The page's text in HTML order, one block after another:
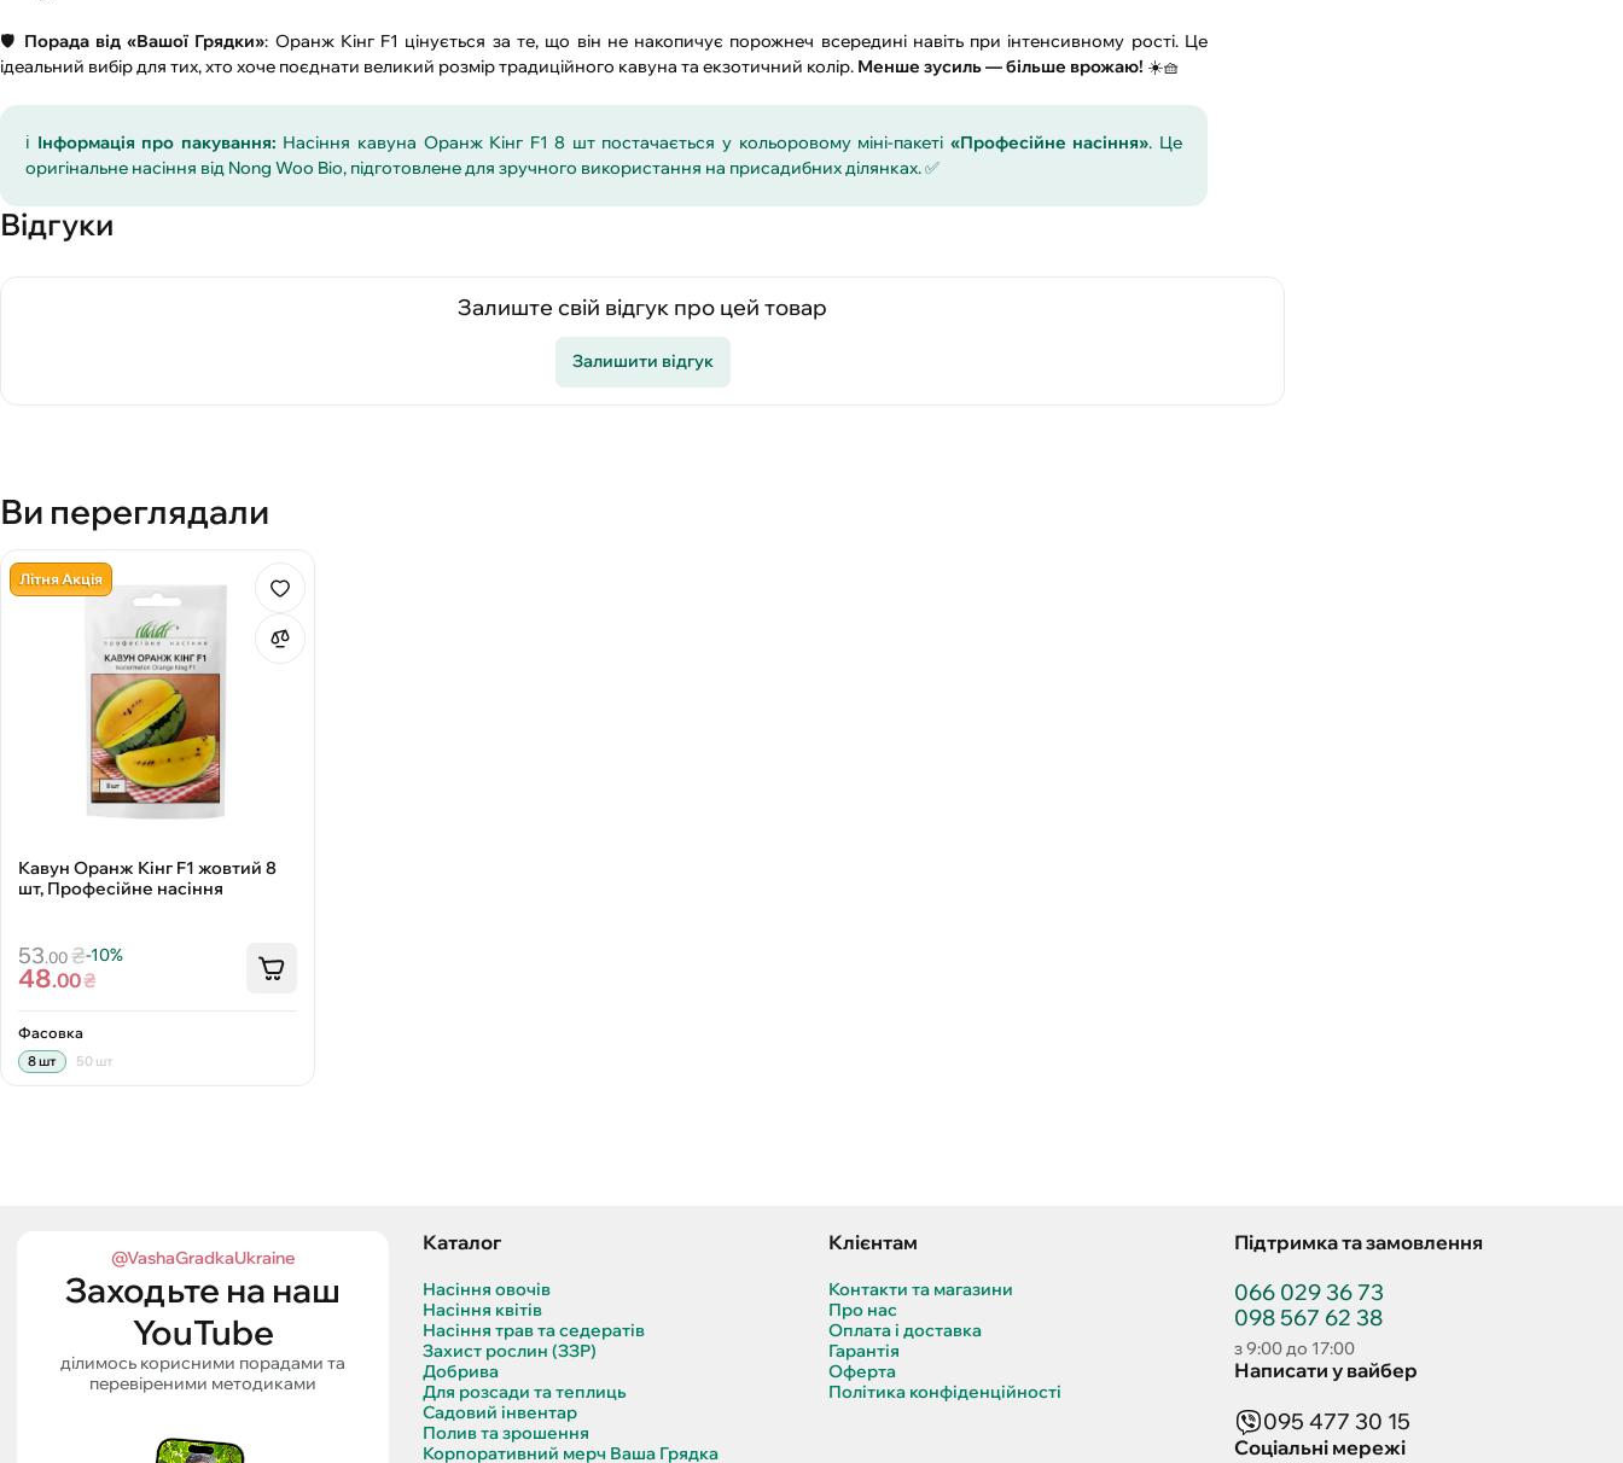
🛡️ Порада від «Вашої Грядки»: Оранж Кінг F1 цінується за те, що він не накопичує порожнеч всередині навіть при інтенсивному рості. Це
ідеальний вибір для тих, хто хоче поєднати великий розмір традиційного кавуна та екзотичний колір. Менше зусиль — більше врожаю! ☀️🧺
ℹ️ Інформація про пакування: Насіння кавуна Оранж Кінг F1 8 шт постачається у кольоровому міні-пакеті «Професійне насіння». Це
оригінальне насіння від Nong Woo Bio, підготовлене для зручного використання на присадибних ділянках. ✅
Відгуки
Залиште свій відгук про цей товар
Залишити відгук
Ви переглядали
Літня Акція
Кавун Оранж Кінг F1 жовтий 8
шт, Професійне насіння
53.00 ₴-10%
48.00₴
Фасовка
8 шт 50 шт
@VashaGradkaUkraine
Заходьте на наш
YouTube
ділимось корисними порадами та
перевіреними методиками
Каталог
Насіння овочів
Насіння квітів
Насіння трав та седератів
Захист рослин (ЗЗР)
Добрива
Для розсади та теплиць
Садовий інвентар
Полив та зрошення
Корпоративний мерч Ваша Грядка
Клієнтам
Контакти та магазини
Про нас
Оплата і доставка
Гарантія
Оферта
Політика конфіденційності
Підтримка та замовлення
066 029 36 73
098 567 62 38
з 9:00 до 17:00
Написати у вайбер
095 477 30 15
Соціальні мережі